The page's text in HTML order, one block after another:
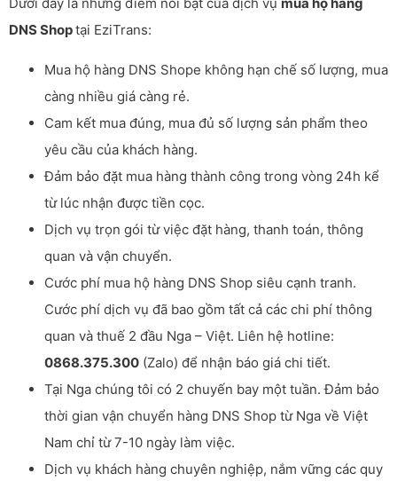
Dưới đây là những điểm nổi bật của dịch vụ mua hộ hàng
DNS Shoptại EziTrans:
Mua hộ hàng DNS Shope không hạn chế số lượng, mua
càng nhiều giá càng rẻ.
Cam kết mua đúng, mua đủ số lượng sản phẩm theo
yêu cầu của khách hàng.
Đảm bảo đặt mua hàng thành công trong vòng 24h kể
từ lúc nhận được tiền cọc.
Dịch vụ trọn gói từ việc đặt hàng, thanh toán, thông
quan và vận chuyển.
Cước phí mua hộ hàng DNS Shop siêu cạnh tranh.
Cước phí dịch vụ đã bao gồm tất cả các chi phí thông
quan và thuế 2 đầu Nga – Việt. Liên hệ hotline:
0868.375.300 (Zalo) để nhận báo giá chi tiết.
Tại Nga chúng tôi có 2 chuyến bay một tuần. Đảm bảo
thời gian vận chuyển hàng DNS Shop từ Nga về Việt
Nam chỉ từ 7-10 ngày làm việc.
Dịch vụ khách hàng chuyên nghiệp, nắm vững các quy